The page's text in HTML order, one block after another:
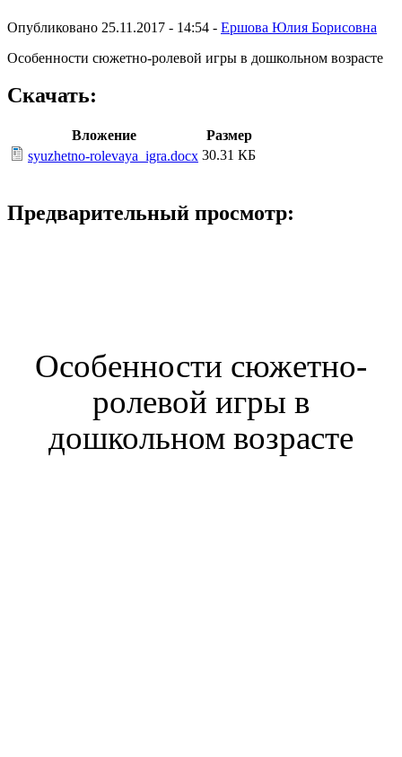
Опубликовано 25.11.2017 - 14:54 - Ершова Юлия Борисовна
Особенности сюжетно-ролевой игры в дошкольном возрасте
Скачать:
Вложение
Размер
syuzhetno-rolevaya_igra.docx 30.31 КБ
Предварительный просмотр:
Особенности сюжетно-
ролевой игры в
дошкольном возрасте